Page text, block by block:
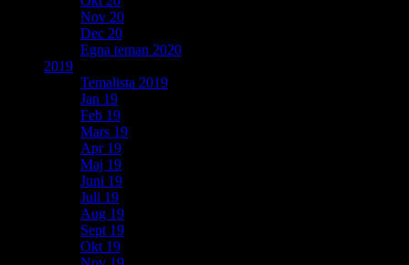
Nov 20
Dec 20
Egna teman 2020
2019
Temalista 2019
Jan 19
Feb 19
Mars 19
Apr 19
Maj 19
Juni 19
Juli 19
Aug 19
Sept 19
Okt 19